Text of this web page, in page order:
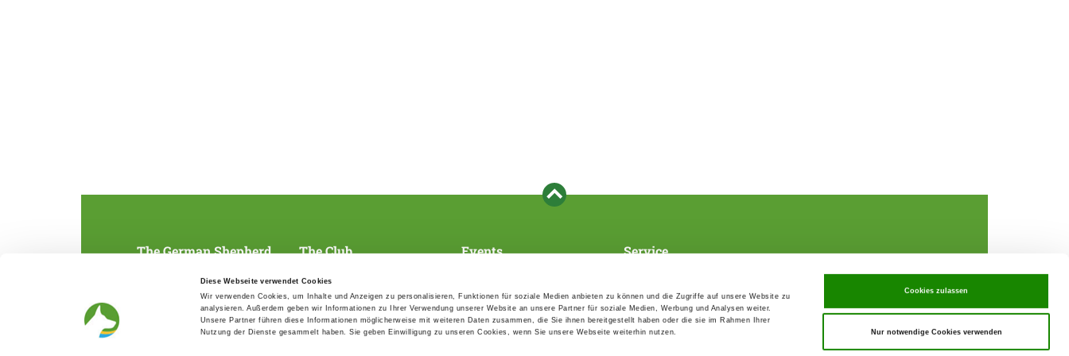
Diese Webseite verwendet Cookies
Wir verwenden Cookies, um Inhalte und Anzeigen zu personalisieren, Funktionen für soziale Medien anbieten zu können und die Zugriffe auf unsere Website zu
analysieren. Außerdem geben wir Informationen zu Ihrer Verwendung unserer Website an unsere Partner für soziale Medien, Werbung und Analysen weiter.
Unsere Partner führen diese Informationen möglicherweise mit weiteren Daten zusammen, die Sie ihnen bereitgestellt haben oder die sie im Rahmen Ihrer
Nutzung der Dienste gesammelt haben. Sie geben Einwilligung zu unseren Cookies, wenn Sie unsere Webseite weiterhin nutzen.
Cookies zulassen
Nur notwendige Cookies verwenden
The German Shepherd
Breeding and upbringing
Helper and saviour
Breeding predisposition test
The Club
SV magazine
Local groups
Youth
Press
Events
Events calender
Service
Forms, information brochures,
directories
Statutes and rule books
Data Privacy declaration